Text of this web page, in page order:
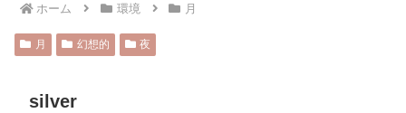
ホーム 環境 月
月 幻想的 夜
silver